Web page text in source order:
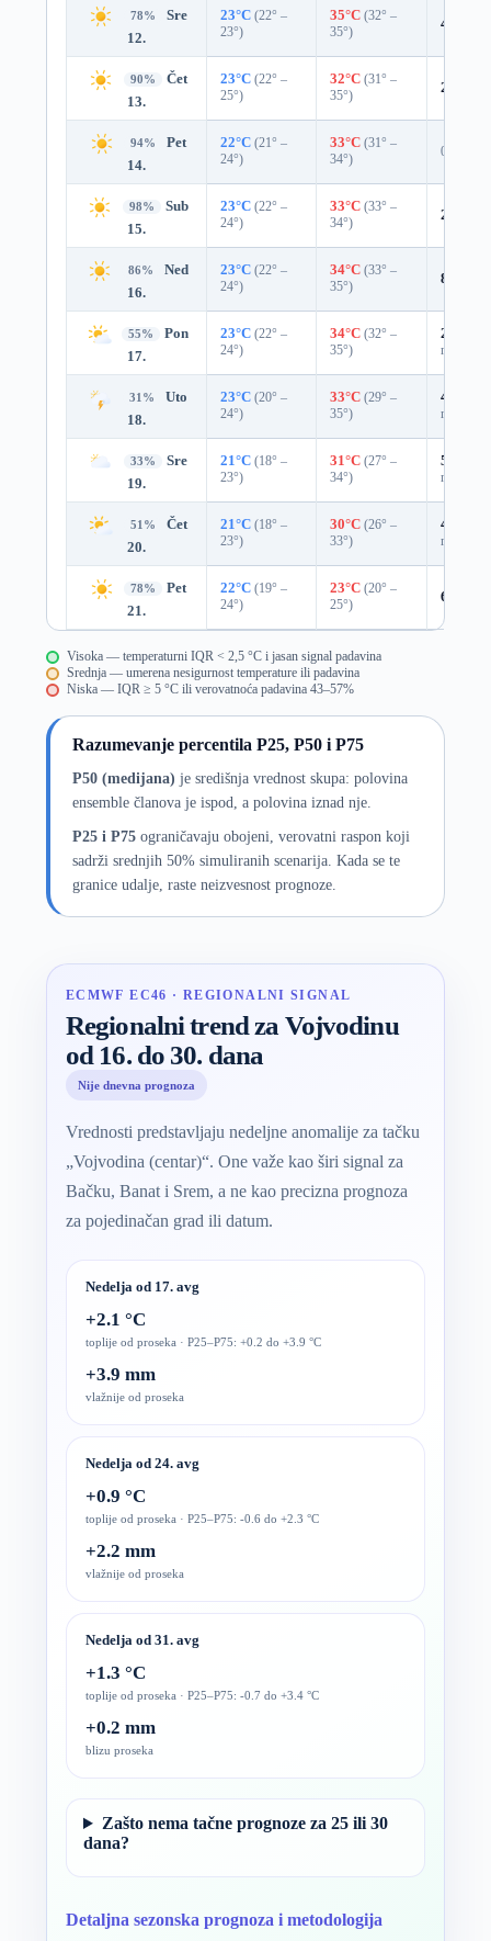
78%
Sre
12.
23°C (22° –
23°)
35°C (32° –
35°)
4%
90%
Čet
13.
23°C (22° –
25°)
32°C (31° –
35°)
2%
94%
Pet
14.
22°C (21° –
24°)
33°C (31° –
34°)
0%
98%
Sub
15.
23°C (22° –
24°)
33°C (33° –
34°)
2%
86%
Ned
16.
23°C (22° –
24°)
34°C (33° –
35°)
8%
55%
Pon
17.
23°C (22° –
24°)
34°C (32° –
35°)
27%
mm)
31%
Uto
18.
23°C (20° –
24°)
33°C (29° –
35°)
49%
mm)
33%
Sre
19.
21°C (18° –
23°)
31°C (27° –
34°)
51%
mm)
51%
Čet
20.
21°C (18° –
23°)
30°C (26° –
33°)
43%
mm)
78%
Pet
21.
22°C (19° –
24°)
23°C (20° –
25°)
6%
Visoka — temperaturni IQR < 2,5 °C i jasan signal padavina
Srednja — umerena nesigurnost temperature ili padavina
Niska — IQR ≥ 5 °C ili verovatnoća padavina 43–57%
Razumevanje percentila P25, P50 i P75
P50 (medijana) je središnja vrednost skupa: polovina
ensemble članova je ispod, a polovina iznad nje.
P25 i P75ograničavaju obojeni, verovatni raspon koji
sadrži srednjih 50% simuliranih scenarija. Kada se te
granice udalje, raste neizvesnost prognoze.
ECMWF EC46 · REGIONALNI SIGNAL
Regionalni trend za Vojvodinu
od 16. do 30. dana
Nije dnevna prognoza
Vrednosti predstavljaju nedeljne anomalije za tačku
„Vojvodina (centar)“. One važe kao širi signal za
Bačku, Banat i Srem, a ne kao precizna prognoza
za pojedinačan grad ili datum.
Nedelja od 17. avg
+2.1 °C
toplije od proseka · P25–P75: +0.2 do +3.9 °C
+3.9 mm
vlažnije od proseka
Nedelja od 24. avg
+0.9 °C
toplije od proseka · P25–P75: -0.6 do +2.3 °C
+2.2 mm
vlažnije od proseka
Nedelja od 31. avg
+1.3 °C
toplije od proseka · P25–P75: -0.7 do +3.4 °C
+0.2 mm
blizu proseka
Zašto nema tačne prognoze za 25 ili 30
dana?
Detaljna sezonska prognoza i metodologija